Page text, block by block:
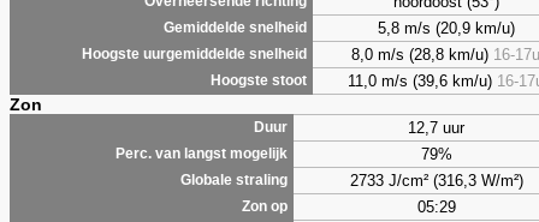
Gemiddelde snelheid 5,8 m/s (20,9 km/u)
Hoogste uurgemiddelde snelheid 8,0 m/s (28,8 km/u) 16-17u
Hoogste stoot 11,0 m/s (39,6 km/u) 16-
Zon
Duur 12,7 uur
Perc. van langst mogelijk 79%
Globale straling 2733 J/cm² (316,3 W/m²)
Zon op 05:29